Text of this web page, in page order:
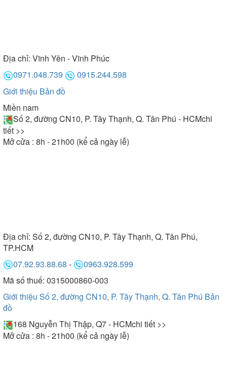
Địa chỉ: Vĩnh Yên - Vĩnh Phúc
0971.048.739
0915.244.598
Giới thiệu Bản đồ
Miền nam
Số 2, đường CN10, P. Tây Thạnh, Q. Tân Phú - HCMchi
tiết >>
Mở cửa : 8h - 21h00 (kể cả ngày lễ)
Địa chỉ: Số 2, đường CN10, P. Tây Thạnh, Q. Tân Phú,
TP.HCM
07.92.93.88.68 -
0963.928.599
Mã số thuế: 0315000860-003
Giới thiệu Số 2, đường CN10, P. Tây Thạnh, Q. Tân Phú Bản
đồ
168 Nguyễn Thị Thập, Q7 - HCMchi tiết >>
Mở cửa : 8h - 21h00 (kể cả ngày lễ)